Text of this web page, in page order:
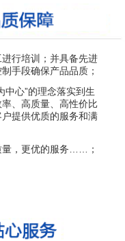
行培训；并具备先进
手段确保产品品质；
中心”的理念落实到生
、高质量、高性价比
提供优质的服务和满
量，更优的服务……；